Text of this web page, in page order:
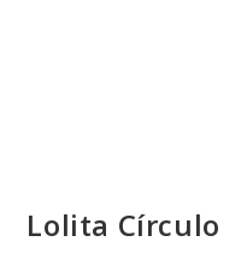
Lolita Círculo